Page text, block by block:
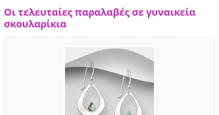
Οι τελευταίες παραλαβές σε γυναικεία
σκουλαρίκια